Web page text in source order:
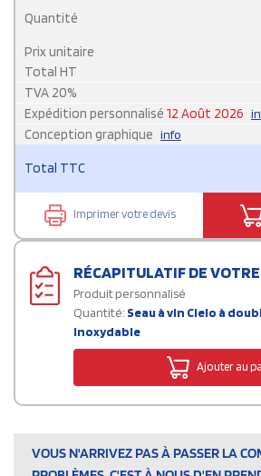
Quantité
Prix unitaire
Total HT
TVA 20%
Expédition personnalisé 12 Août 2026
Conception graphique info
Total TTC
Imprimer votre devis
RÉCAPITULATIF DE
Produit personnalisé
Quantité: Seau à vin Cielo à
inoxydable
Ajouter au
VOUS N'ARRIVEZ PAS À PASSER LA